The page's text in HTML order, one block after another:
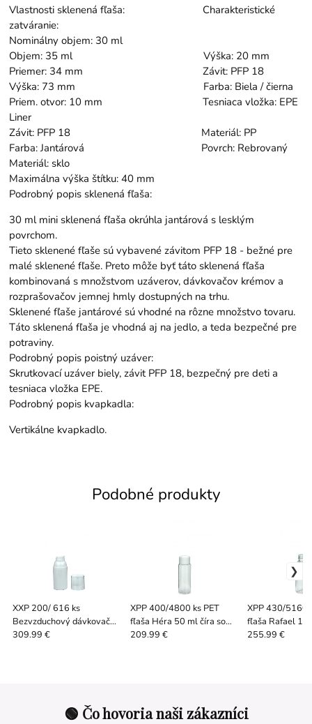
Vlastnosti sklenená fľaša: Charakteristické
zatváranie:
Nominálny objem: 30 ml
Objem: 35 ml Výška: 20 mm
Priemer: 34 mm Závit: PFP 18
Výška: 73 mm Farba: Biela / čierna
Priem. otvor: 10 mm Tesniaca vložka: EPE
Liner
Závit: PFP 18 Materiál: PP
Farba: Jantárová Povrch: Rebrovaný
Materiál: sklo
Maximálna výška štítku: 40 mm
Podrobný popis sklenená fľaša:
30 ml mini sklenená fľaša okrúhla jantárová s lesklým
povrchom.
Tieto sklenené fľaše sú vybavené závitom PFP 18 - bežné pre
malé sklenené fľaše. Preto môže byť táto sklenená fľaša
kombinovaná s množstvom uzáverov, dávkovačov krémov a
rozprašovačov jemnej hmly dostupných na trhu.
Sklenené fľaše jantárové sú vhodné na rôzne množstvo tovaru.
Táto sklenená fľaša je vhodná aj na jedlo, a teda bezpečné pre
potraviny.
Podrobný popis poistný uzáver:
Skrutkovací uzáver biely, závit PFP 18, bezpečný pre deti a
tesniaca vložka EPE.
Podrobný popis kvapkadla:
Vertikálne kvapkadlo.
Podobné produkty
XXP 200/ 616 ks
Bezvzduchový dávkovač
30/50/100 ml biely
309.99 €
XPP 400/4800 ks PET
fľaša Héra 50 ml číra so
skrutkovacím uzáverom
209.99 €
XPP 430/5160
fľaša Rafael
hliníkovým
255.99 €
🟢 Čo hovoria naši zákazníci